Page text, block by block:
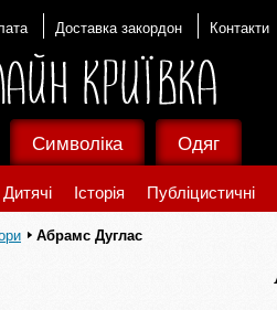
Доставка закордон Контакти
Дитячі Історія Публіцистичні
Символіка Одяг
Абрамс Дуглас